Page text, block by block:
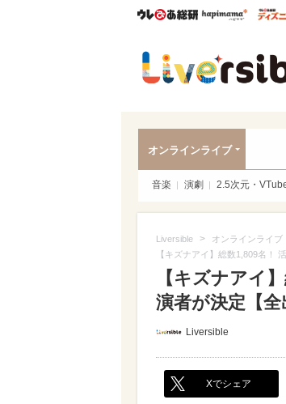
ウレぴあ総研
ハピ
オンラインライブ
音楽 演劇 2.5次元・
Liversible > オンラインライブ
【キズナアイ】総数1,809名！
【キズナアイ
演者が決定【全
Liversible
Xでシェア